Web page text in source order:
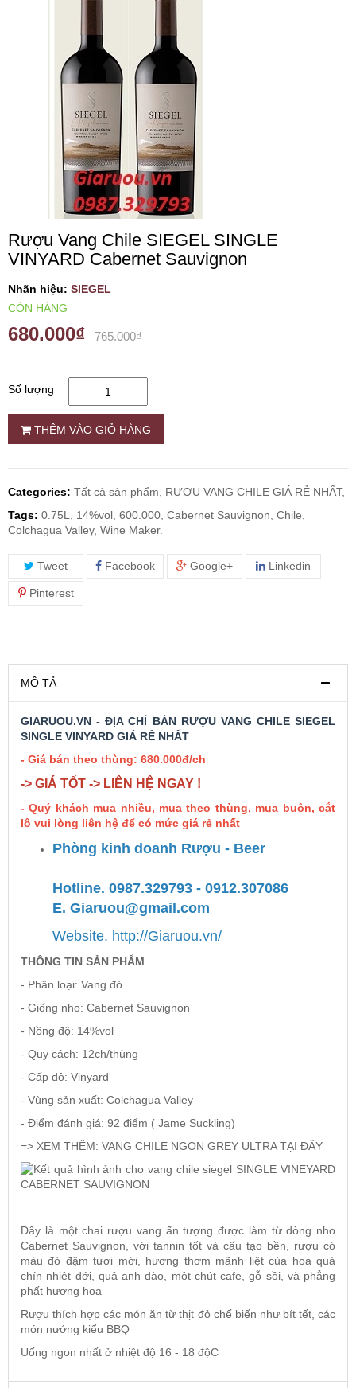
VANG TÂY BAN NHA
RƯỢU VANG MỸ
RƯỢU VANG NGỌT
RƯỢU VANG BỊCH
RƯỢU VANG ÚC
RƯỢU VANG ÁO
RƯỢU SỮA
RƯỢU WHISKY
RƯỢU XO BRANDY
RƯỢU COGNAC
RƯỢU VANG ĐÀ LẠT
TRỐNG RƯỢU
Rượu Vang Argentina
RƯỢU VANG NAM PHI
Rượu Vang BỒ ĐÀO NHA
RƯỢU VANG ROMANIA GIÁ CỰC RẺ
RƯỢU VANG ĐỨC
Rượu Vang Chile SIEGEL SINGLE
VINYARD Cabernet Sauvignon
Nhãn hiệu: SIEGEL
CÒN HÀNG
680.000₫ 765.000₫
Số lượng
THÊM VÀO GIỎ HÀNG
Categories: Tất cả sản phẩm,
RƯỢU VANG CHILE GIÁ RẺ NHẤT,
Tags: 0.75L, 14%vol, 600.000, Cabernet Sauvignon, Chile,
Colchagua Valley, Wine Maker.
Tweet Facebook Google+ Linkedin
Pinterest
MÔ TẢ
GIARUOU.VN - ĐỊA CHỈ BÁN RƯỢU VANG CHILE SIEGEL
SINGLE VINYARD GIÁ RẺ NHẤT
- Giá bán theo thùng: 680.000đ/ch
-> GIÁ TỐT -> LIÊN HỆ NGAY !
- Quý khách mua nhiều, mua theo thùng, mua buôn, cắt
lô vui lòng liên hệ để có mức giá rẻ nhất
Phòng kinh doanh Rượu - Beer
Hotline. 0987.329793 - 0912.307086
E. Giaruou@gmail.com
Website. http://Giaruou.vn/
THÔNG TIN SẢN PHẨM
- Phân loại: Vang đỏ
- Giống nho: Cabernet Sauvignon
- Nồng độ: 14%vol
- Quy cách: 12ch/thùng
- Cấp độ: Vinyard
- Vùng sản xuất: Colchagua Valley
- Điểm đánh giá: 92 điểm ( Jame Suckling)
=> XEM THÊM: VANG CHILE NGON GREY ULTRA TẠI ĐÂY
Đây là một chai rượu vang ấn tượng được làm từ dòng nho
Cabernet Sauvignon, với tannin tốt và cấu tạo bền, rượu có
màu đỏ đậm tươi mới, hương thơm mãnh liệt của hoa quả
chín nhiệt đới, quả anh đào, một chút cafe, gỗ sồi, và phẳng
phất hương hoa
Rượu thích hợp các món ăn từ thịt đỏ chế biến như bít tết, các
món nướng kiểu BBQ
Uống ngon nhất ở nhiệt độ 16 - 18 độC